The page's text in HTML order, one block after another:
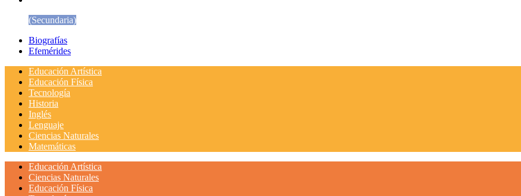
(Secundaria)
Biografías
Efemérides
Educación Artística
Educación Física
Tecnología
Historia
Inglés
Lenguaje
Ciencias Naturales
Matemáticas
Educación Artística
Ciencias Naturales
Educación Física